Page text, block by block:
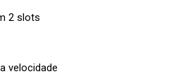
2 slots
velocidade